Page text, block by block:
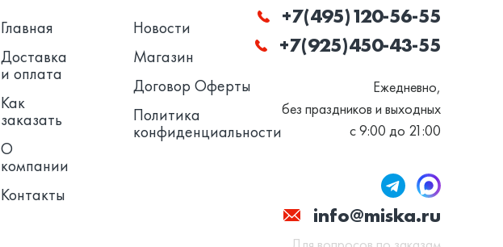
Главная
Доставка
и оплата
Как
заказать
О
компании
Контакты
Новости
Магазин
Договор Оферты
Политика
конфиденциальности
+7(495)120-56-55
+7(925)450-43-55
Ежедневно,
без праздников и выходных
с 9:00 до 21:00
info@miska.ru